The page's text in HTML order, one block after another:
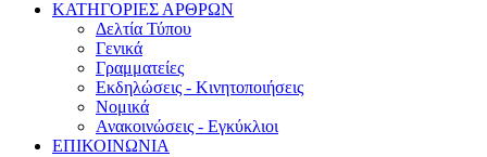
ΚΑΤΗΓΟΡΙΕΣ ΑΡΘΡΩΝ
Δελτία Τύπου
Γενικά
Γραμματείες
Εκδηλώσεις - Κινητοποιήσεις
Νομικά
Ανακοινώσεις - Εγκύκλιοι
ΕΠΙΚΟΙΝΩΝΙΑ